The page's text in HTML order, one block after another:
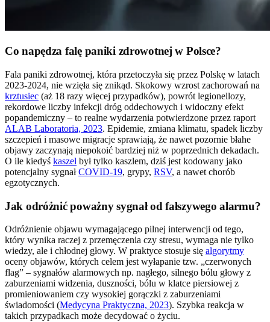
Co napędza falę paniki zdrowotnej w Polsce?
Fala paniki zdrowotnej, która przetoczyła się przez Polskę w latach
2023-2024, nie wzięła się znikąd. Skokowy wzrost zachorowań na
krztusiec (aż 18 razy więcej przypadków), powrót legionellozy,
rekordowe liczby infekcji dróg oddechowych i widoczny efekt
popandemiczny – to realne wydarzenia potwierdzone przez raport
ALAB Laboratoria, 2023. Epidemie, zmiana klimatu, spadek liczby
szczepień i masowe migracje sprawiają, że nawet pozornie błahe
objawy zaczynają niepokoić bardziej niż w poprzednich dekadach.
O ile kiedyś kaszel był tylko kaszlem, dziś jest kodowany jako
potencjalny sygnałCOVID-19, grypy, RSV, a nawet chorób
egzotycznych.
Jak odróżnić poważny sygnał od fałszywego alarmu?
Odróżnienie objawu wymagającego pilnej interwencji od tego,
który wynika raczej z przemęczenia czy stresu, wymaga nie tylko
wiedzy, ale i chłodnej głowy. W praktyce stosuje się algorytmy
oceny objawów, których celem jest wyłapanie tzw. „czerwonych
flag” – sygnałów alarmowych np. nagłego, silnego bólu głowy z
zaburzeniami widzenia, duszności, bólu w klatce piersiowej z
promieniowaniem czy wysokiej gorączki z zaburzeniami
świadomości (Medycyna Praktyczna, 2023). Szybka reakcja w
takich przypadkach może decydować o życiu.